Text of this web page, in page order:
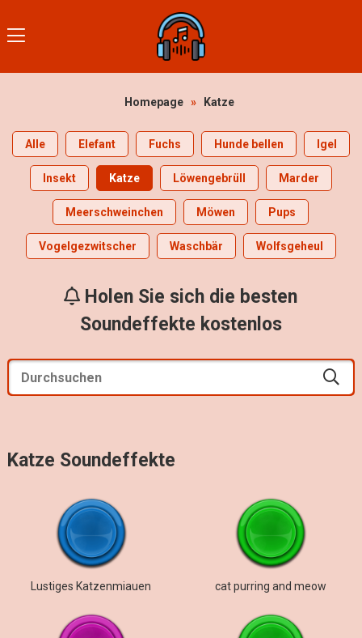
Homepage » Katze
Alle Elefant Fuchs Hunde bellen Igel
Insekt Katze Löwengebrüll Marder
Meerschweinchen Möwen Pups
Vogelgezwitscher Waschbär Wolfsgeheul
Holen Sie sich die besten
Soundeffekte kostenlos
Katze Soundeffekte
Lustiges Katzenmiauen cat purring and meow